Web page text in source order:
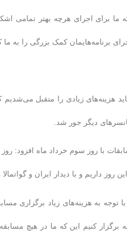
برای اجرای هرچه بهتر تمامی
برنامه‌هایمان کمک بزرگی را به ما
هزینه‌های زیادی را متقبل
دیگر جور شد.
با روز سوم خرداد ماه افزود:
روز داریم و با دیدار ایران و
به هزینه‌های زیاد برگزاری
کنیم این که ما در هیچ